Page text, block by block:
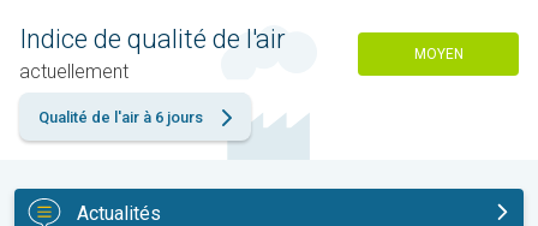
Indice de qualité de l'air
actuellement
MOYEN
Qualité de l'air à 6 jours
Actualités